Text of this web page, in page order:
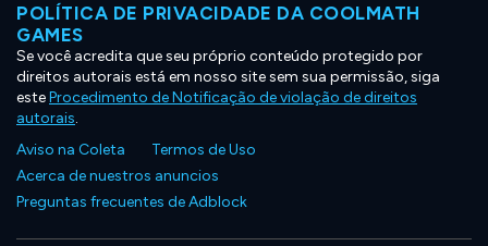
POLÍTICA DE PRIVACIDADE DA COOLMATH
GAMES
Se você acredita que seu próprio conteúdo protegido por
direitos autorais está em nosso site sem sua permissão, siga
esteProcedimento de Notificação de violação de direitos
autorais.
Aviso na Coleta
Termos de Uso
Acerca de nuestros anuncios
Preguntas frecuentes de Adblock